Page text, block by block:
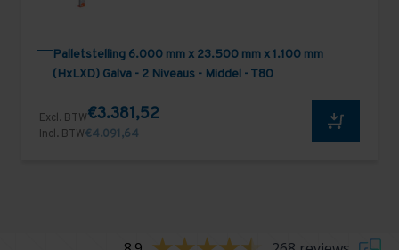
Palletstelling 6.000 mm x 23.500 mm x 1.100 mm
(HxLXD) Galva - 2 Niveaus - Middel - T80
Excl. BTW€3.381,52
Incl. BTW€4.091,64